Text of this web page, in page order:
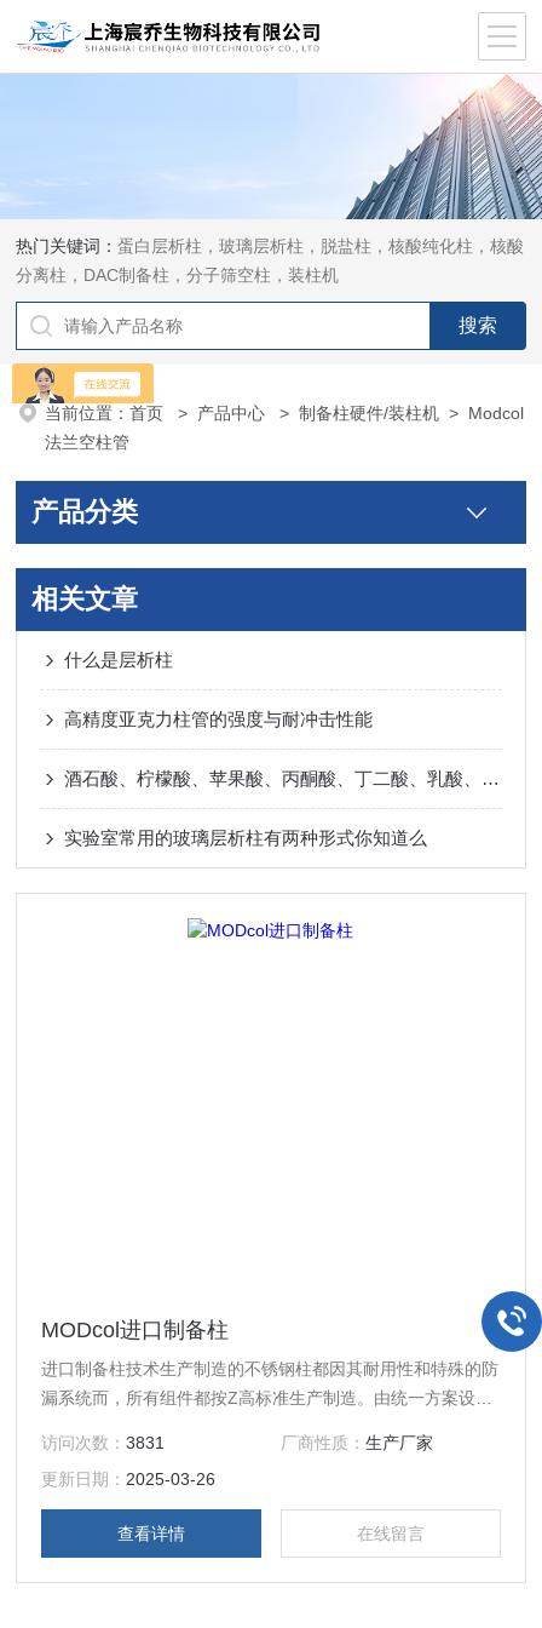
热门关键词：蛋白层析柱，玻璃层析柱，脱盐柱，核酸纯化柱，核酸
分离柱，DAC制备柱，分子筛空柱，装柱机
当前位置：首页 > 产品中心 >制备柱硬件/装柱机 > Modcol
法兰空柱管
产品分类
相关文章
什么是层析柱
高精度亚克力柱管的强度与耐冲击性能
酒石酸、柠檬酸、苹果酸、丙酮酸、丁二酸、乳酸、甲酸、乙酸
实验室常用的玻璃层析柱有两种形式你知道么
MODcol进口制备柱
进口制备柱技术生产制造的不锈钢柱都因其耐用性和特殊的防
漏系统而，所有组件都按Z高标准生产制造。由统一方案设计
工业生产柱中。 所有MODcol法兰柱都由高质量的316不锈钢
生产制造经电镀后具有Z强的防腐蚀性和化学稳
访问次数：3831 厂商性质： 生产厂家
更新日期： 2025-03-26
查看详情 在线留言